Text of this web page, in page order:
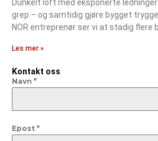
Dunkelt loft med eksponerte
grep – og samtidig gjøre bygget
NOR entreprenør ser vi at stadig flere
Les mer »
Kontakt oss
Navn *
Epost *